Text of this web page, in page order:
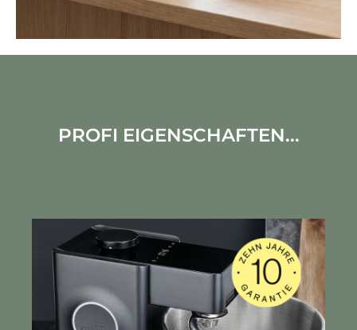
PROFI EIGENSCHAFTEN...